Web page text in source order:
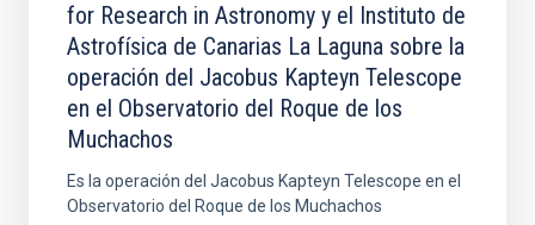
for Research in Astronomy y el Instituto de
Astrofísica de Canarias La Laguna sobre la
operación del Jacobus Kapteyn Telescope
en el Observatorio del Roque de los
Muchachos
Es la operación del Jacobus Kapteyn Telescope en el
Observatorio del Roque de los Muchachos